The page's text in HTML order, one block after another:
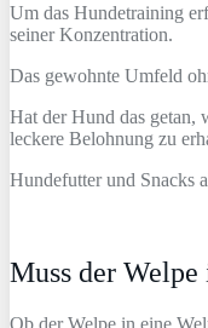
Um das Hundetraining
seiner Konzentration.
Das gewohnte Umfeld
Hat der Hund das getan,
leckere Belohnung zu
Hundefutter und Snacks
Muss der
Ob der Welpe in eine